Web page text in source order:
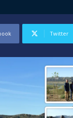
Twitter